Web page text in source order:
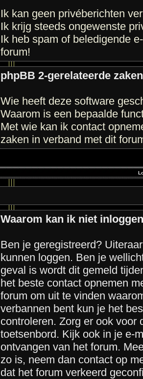
Ik kan geen privéberichten
Ik krijg steeds ongewenste
Ik heb spam of beledigende
forum!
phpBB 2-gerelateerde zaken
Wie heeft deze software
Waarom is een bepaalde
Met wie kan ik contact
zaken in verband met dit
Waarom kan ik niet
Ben je geregistreerd?
kunnen loggen. Ben je
geval is wordt dit gemeld
het beste contact opnemen
forum om uit te vinden
verbannen bent kun je het
controleren. Zorg er ook voor
toetsenbord. Kijk ook in je e-
ontvangen van het forum.
zo is, neem dan contact op
dat het forum verkeerd